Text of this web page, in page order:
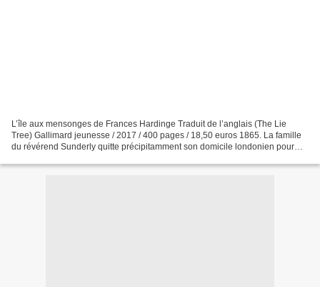
L’île aux mensonges de Frances Hardinge Traduit de l’anglais (The Lie
Tree) Gallimard jeunesse / 2017 / 400 pages / 18,50 euros 1865. La famille
du révérend Sunderly quitte précipitamment son domicile londonien pour